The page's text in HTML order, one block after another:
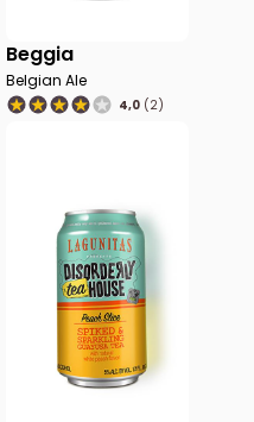
Beggia
Belgian Ale
4,0 (2)